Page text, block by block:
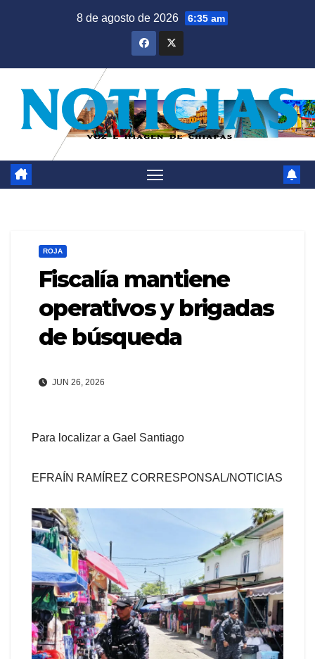
8 de agosto de 2026 6:35 am
ROJA
Fiscalía mantiene
operativos y brigadas
de búsqueda
JUN 26, 2026
Para localizar a Gael Santiago
EFRAÍN RAMÍREZ CORRESPONSAL/NOTICIAS